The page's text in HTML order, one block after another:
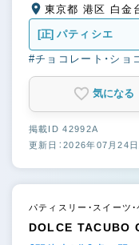
東京都 港区 白
[正] パティシエ
#チョコレート・ショ
気になる
掲載ID 42992A
更新日：2026年07月24日
パティスリー・スイーツ
DOLCE TACUBO